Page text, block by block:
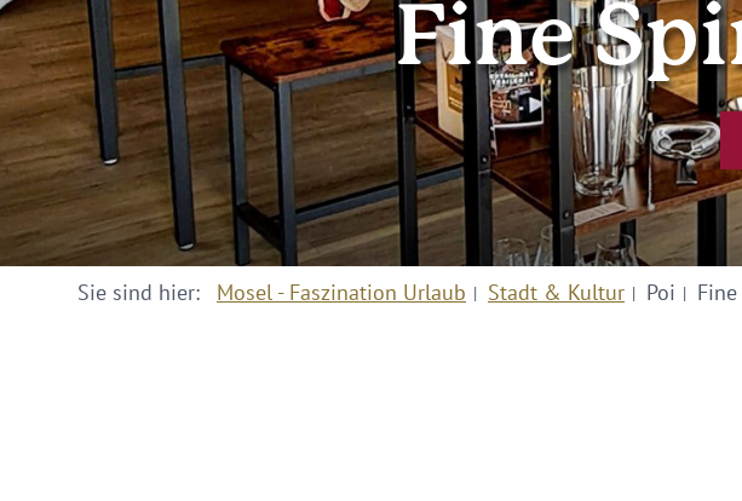
Fine
Sie sind hier: Mosel - Faszination Urlaub Stadt & Kultur Poi